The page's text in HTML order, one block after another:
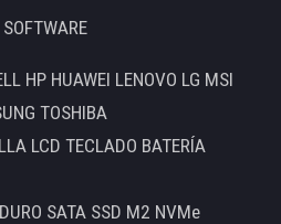
HP HUAWEI LENOVO LG MSI
TOSHIBA
LCD TECLADO BATERÍA
SATA SSD M2 NVMe